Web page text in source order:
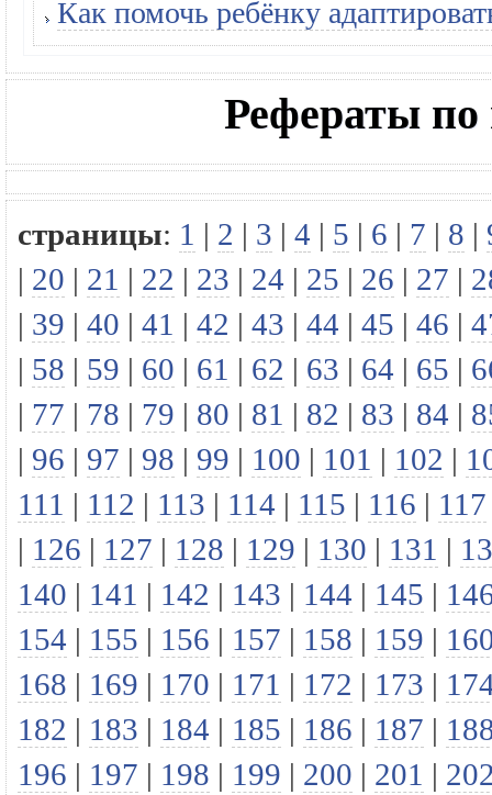
Как помочь ребёнку
Рефераты по
страницы: 1 | 2 | 3 | 4 | 5 | 6 | 7 | 8 |
| 20 | 21 | 22 | 23 | 24 | 25 | 26 | 27 |
| 39 | 40 | 41 | 42 | 43 | 44 | 45 | 46 |
| 58 | 59 | 60 | 61 | 62 | 63 | 64 | 65 |
| 77 | 78 | 79 | 80 | 81 | 82 | 83 | 84 |
| 96 | 97 | 98 | 99 | 100 | 101 | 102 |
111 | 112 | 113 | 114 | 115 | 116 | 117
| 126 | 127 | 128 | 129 | 130 | 131 |
140 | 141 | 142 | 143 | 144 | 145 |
154 | 155 | 156 | 157 | 158 | 159 |
168 | 169 | 170 | 171 | 172 | 173 |
182 | 183 | 184 | 185 | 186 | 187 |
196 | 197 | 198 | 199 | 200 | 201 |